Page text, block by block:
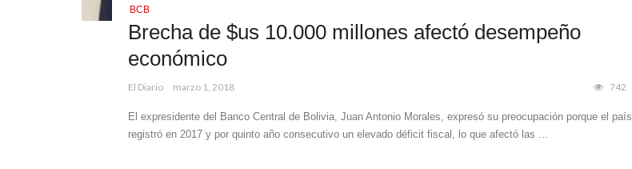
BCB
Brecha de $us 10.000 millones afectó desempeño
económico
El Diario marzo 1, 2018 742
El expresidente del Banco Central de Bolivia, Juan Antonio Morales, expresó su preocupación porque el país
registró en 2017 y por quinto año consecutivo un elevado déficit fiscal, lo que afectó las ...